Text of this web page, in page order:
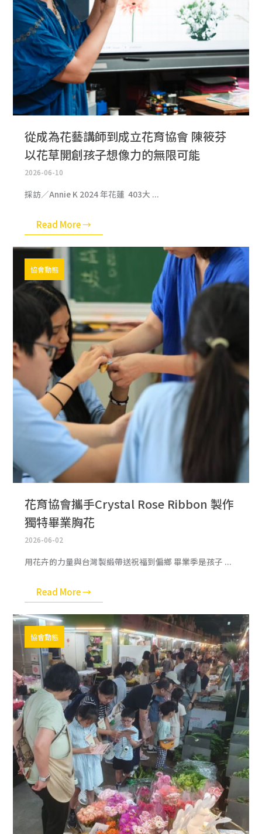
從成為花藝講師到成立花育協會 陳筱芬
以花草開創孩子想像力的無限可能
2026-06-10
採訪／Annie K 2024 年花蓮 403大 ...
Read More →
協會動態
花育協會攜手Crystal Rose Ribbon 製作
獨特畢業胸花
2026-06-02
用花卉的力量與台灣製緞帶送祝福到偏鄉 畢業季是孩子 ...
Read More →
協會動態